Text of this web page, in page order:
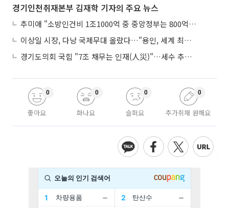
경기인천취재본부 김재학 기자의 주요 뉴스
추미애 "소방인건비 1조1000억 중 중앙정부는 800억뿐"
이상일 시장, 다낭 국제무대 올랐다…"용인, 세계 최대 반도체 도시 된다"
경기도의회 국힘 "7조 채무는 인재(人災)"…세수 추계 조작 의혹 제기
좋아요
0
화나요
0
슬퍼요
0
추가취재 원해요
0